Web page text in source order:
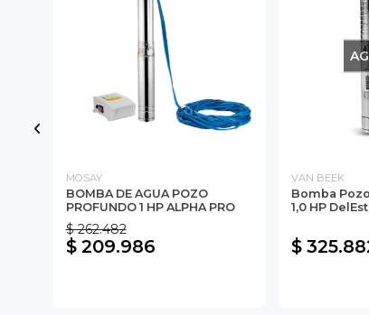
MOSAY
BOMBA DE AGUA POZO
PROFUNDO 1 HP ALPHA PRO
$ 262.482
$ 209.986
VAN BEEK
Bomba
1,0 HP
$